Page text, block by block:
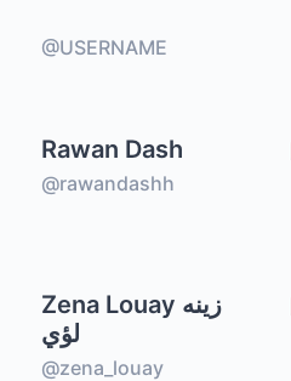
@USERNAME
Rawan Dash
@rawandashh
Zena Louay زينه
لؤي
@zena_louay